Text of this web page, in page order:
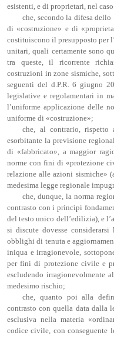
esistenti, e di proprietari, nel
che, secondo la difesa
di «costruzione» e di
costituiscono il presupposto per
unitari, quali certamente sono
tra queste, il ricorrente
costruzioni in zone sismiche,
seguenti del d.P.R. 6 giugno
legislative e regolamentari in
l’uniforme applicazione delle
uniforme di «costruzione»;
che, al contrario, rispetto
esorbitante la previsione
di «fabbricato», a maggior
norme con fini di «protezione
relazione alle azioni sismiche»
medesima legge regionale
che, dunque, la norma
contrasto con i princìpi
del testo unico dell’edilizia), e
si discute dovesse
obblighi di tenuta e
iniqua e irragionevole,
per fini di protezione civile e
escludendo irragionevolmente
medesimo rischio;
che, quanto poi alla
contrasto con quella data dalla
esclusiva nella materia
codice civile, con conseguente